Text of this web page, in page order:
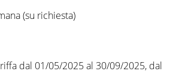
(su richiesta)
dal 01/05/2025 al 30/09/2025, dal